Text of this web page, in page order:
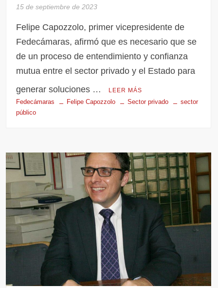
15 de septiembre de 2023
Felipe Capozzolo, primer vicepresidente de
Fedecámaras, afirmó que es necesario que se
de un proceso de entendimiento y confianza
mutua entre el sector privado y el Estado para
generar soluciones …
LEER MÁS
Fedecámaras Felipe Capozzolo Sector privado
sector
público